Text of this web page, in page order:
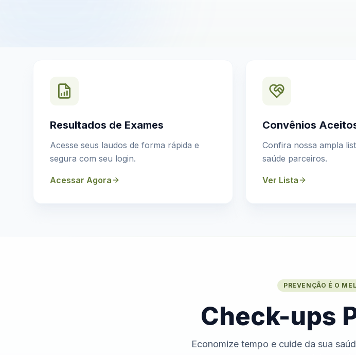
Resultados de Exames
Acesse seus laudos de forma rápida e
segura com seu login.
Acessar Agora
Convênios
Confira nossa ampla
saúde parceiros.
Ver Lista
PREVENÇÃO É O
Check-ups
Economize tempo e cuide da sua